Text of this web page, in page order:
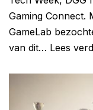
Gaming Connect.
GameLab
van dit… Lees